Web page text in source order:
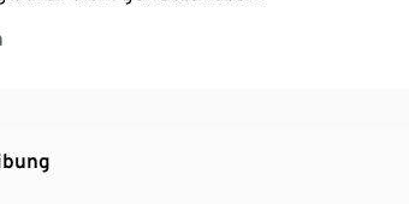
und saugfähig